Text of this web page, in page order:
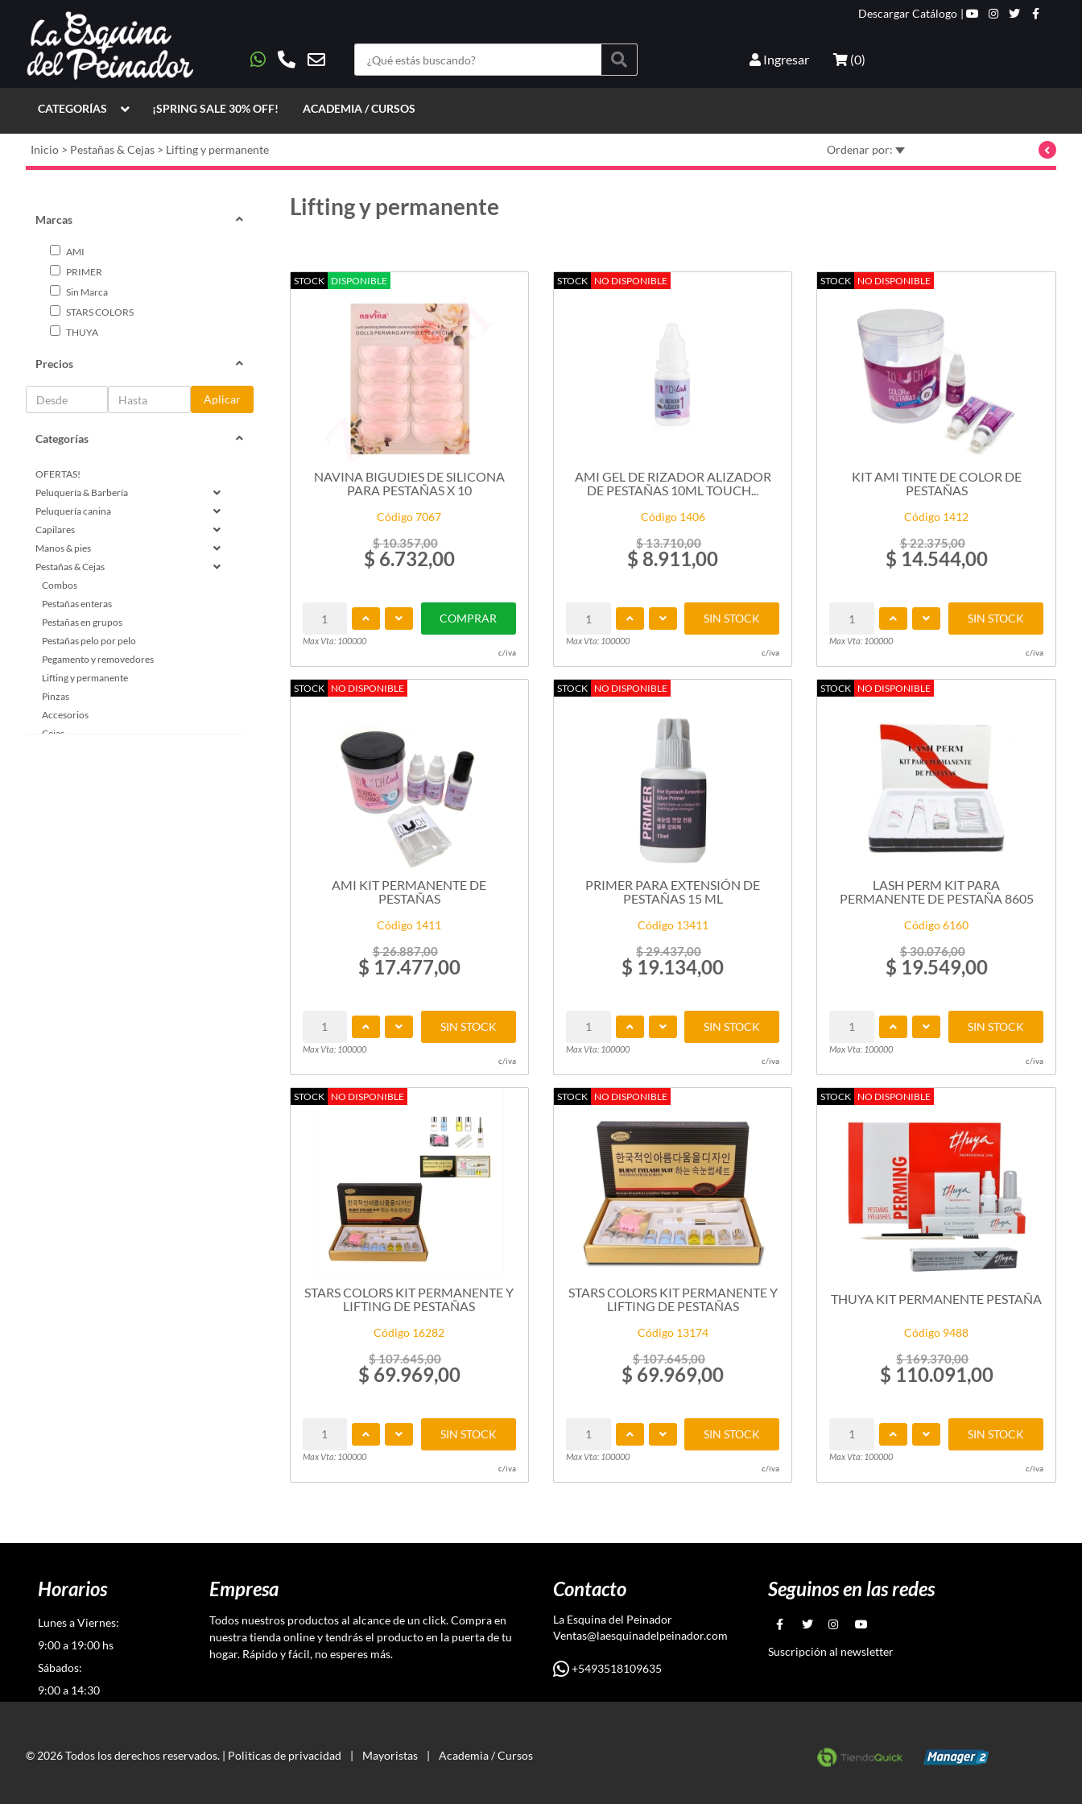
Descargar Catálogo |
Ingresar (0)
CATEGORÍAS ¡SPRING SALE 30% OFF! ACADEMIA / CURSOS
Inicio > Pestañas & Cejas > Lifting y permanente Ordenar por:
Marcas
AMI
PRIMER
Sin Marca
STARS COLORS
THUYA
Precios
Aplicar
Categorías
OFERTAS!
Peluquería & Barbería
Peluquería canina
Capilares
Manos & pies
Pestañas & Cejas
Combos
Pestañas enteras
Pestañas en grupos
Pestañas pelo por pelo
Pegamento y removedores
Lifting y permanente
Pinzas
Accesorios
Cejas
Lifting y permanente
STOCK DISPONIBLE
NAVINA BIGUDIES DE SILICONA
PARA PESTAÑAS X 10
Código 7067
$ 10.357,00
$ 6.732,00
Max Vta: 100000
COMPRAR
c/iva
STOCK NO DISPONIBLE
AMI GEL DE RIZADOR ALIZADOR
DE PESTAÑAS 10ML TOUCH...
Código 1406
$ 13.710,00
$ 8.911,00
Max Vta: 100000
SIN STOCK
c/iva
STOCK NO DISPONIBLE
KIT AMI TINTE DE COLOR DE
PESTAÑAS
Código 1412
$ 22.375,00
$ 14.544,00
Max Vta: 100000
SIN STOCK
c/iva
STOCK NO DISPONIBLE
AMI KIT PERMANENTE DE
PESTAÑAS
Código 1411
$ 26.887,00
$ 17.477,00
Max Vta: 100000
SIN STOCK
c/iva
STOCK NO DISPONIBLE
PRIMER PARA EXTENSIÓN DE
PESTAÑAS 15 ML
Código 13411
$ 29.437,00
$ 19.134,00
Max Vta: 100000
SIN STOCK
c/iva
STOCK NO DISPONIBLE
LASH PERM KIT PARA
PERMANENTE DE PESTAÑA 8605
Código 6160
$ 30.076,00
$ 19.549,00
Max Vta: 100000
SIN STOCK
c/iva
STOCK NO DISPONIBLE
STARS COLORS KIT PERMANENTE Y
LIFTING DE PESTAÑAS
Código 16282
$ 107.645,00
$ 69.969,00
Max Vta: 100000
SIN STOCK
c/iva
STOCK NO DISPONIBLE
STARS COLORS KIT PERMANENTE Y
LIFTING DE PESTAÑAS
Código 13174
$ 107.645,00
$ 69.969,00
Max Vta: 100000
SIN STOCK
c/iva
STOCK NO DISPONIBLE
THUYA KIT PERMANENTE PESTAÑA
Código 9488
$ 169.370,00
$ 110.091,00
Max Vta: 100000
SIN STOCK
c/iva
Horarios
Lunes a Viernes:
9:00 a 19:00 hs
Sábados:
9:00 a 14:30
Empresa
Todos nuestros productos al alcance de un click. Compra en
nuestra tienda online y tendrás el producto en la puerta de tu
hogar. Rápido y fácil, no esperes más.
Contacto
La Esquina del Peinador
Ventas@laesquinadelpeinador.com
+5493518109635
Seguinos en las redes
Suscripción al newsletter
© 2026 Todos los derechos reservados. | Politicas de privacidad | Mayoristas | Academia / Cursos